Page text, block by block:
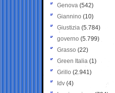
Genova (542)
Giannino (10)
Giustizia (5.784)
governo (5.799)
Grasso (22)
Green Italia (1)
Grillo (2.941)
Idv (4)